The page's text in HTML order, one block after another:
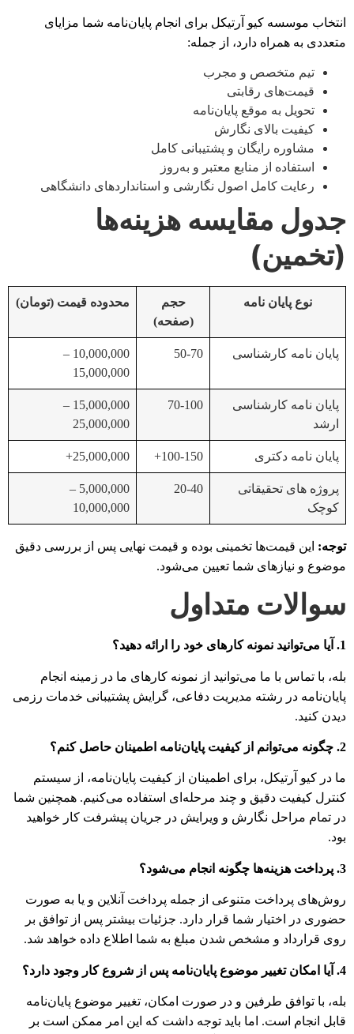
انتخاب موسسه کیو آرتیکل برای انجام پایان‌نامه شما مزایای
متعددی به همراه دارد، از جمله:
تیم متخصص و مجرب
قیمت‌های رقابتی
تحویل به موقع پایان‌نامه
کیفیت بالای نگارش
مشاوره رایگان و پشتیبانی کامل
استفاده از منابع معتبر و به‌روز
رعایت کامل اصول نگارشی و استانداردهای دانشگاهی
جدول مقایسه هزینه‌ها
(تخمین)
نوع پایان نامه
حجم
(صفحه)
محدوده قیمت (تومان)
پایان نامه کارشناسی 50-70
10,000,000 –
15,000,000
پایان نامه کارشناسی
ارشد
70-100
15,000,000 –
25,000,000
پایان نامه دکتری 100-150+
25,000,000+
پروژه های تحقیقاتی
کوچک
20-40
5,000,000 –
10,000,000
توجه: این قیمت‌ها تخمینی بوده و قیمت نهایی پس از بررسی دقیق
موضوع و نیازهای شما تعیین می‌شود.
سوالات متداول
1. آیا می‌توانید نمونه کارهای خود را ارائه دهید؟
بله، با تماس با ما می‌توانید از نمونه کارهای ما در زمینه انجام
پایان‌نامه در رشته مدیریت دفاعی، گرایش پشتیبانی خدمات رزمی
دیدن کنید.
2. چگونه می‌توانم از کیفیت پایان‌نامه اطمینان حاصل کنم؟
ما در کیو آرتیکل، برای اطمینان از کیفیت پایان‌نامه، از سیستم
کنترل کیفیت دقیق و چند مرحله‌ای استفاده می‌کنیم. همچنین شما
در تمام مراحل نگارش و ویرایش در جریان پیشرفت کار خواهید
بود.
3. پرداخت هزینه‌ها چگونه انجام می‌شود؟
روش‌های پرداخت متنوعی از جمله پرداخت آنلاین و یا به صورت
حضوری در اختیار شما قرار دارد. جزئیات بیشتر پس از توافق بر
روی قرارداد و مشخص شدن مبلغ به شما اطلاع داده خواهد شد.
4. آیا امکان تغییر موضوع پایان‌نامه پس از شروع کار وجود دارد؟
بله، با توافق طرفین و در صورت امکان، تغییر موضوع پایان‌نامه
قابل انجام است. اما باید توجه داشت که این امر ممکن است بر